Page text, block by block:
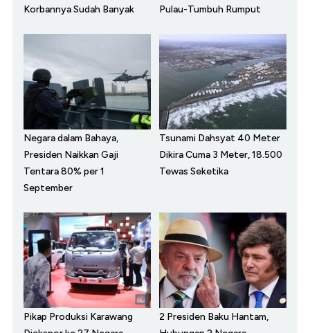
Korbannya Sudah Banyak
Pulau-Tumbuh Rumput
Negara dalam Bahaya,
Presiden Naikkan Gaji
Tentara 80% per 1
September
Tsunami Dahsyat 40 Meter
Dikira Cuma 3 Meter, 18.500
Tewas Seketika
Pikap Produksi Karawang
2 Presiden Baku Hantam,